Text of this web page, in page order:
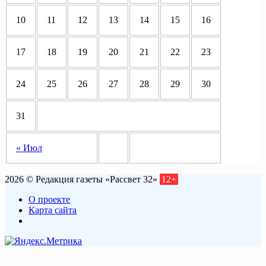
« Июл
10 11 12 13 14 15 16
17 18 19 20 21 22 23
24 25 26 27 28 29 30
31
2026 © Редакция газеты «Рассвет 32» 12+
О проекте
Карта сайта